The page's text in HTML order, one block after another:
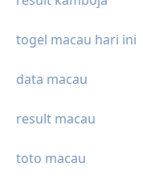
togel macau hari ini
data macau
result macau
toto macau